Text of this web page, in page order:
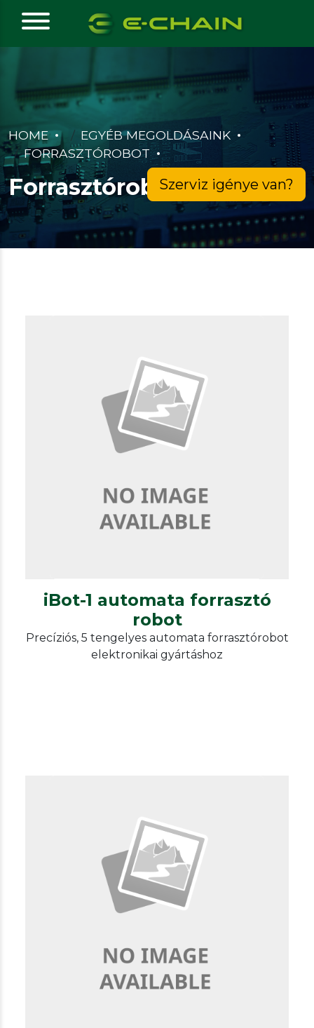
HOME
EGYÉB MEGOLDÁSAINK
FORRASZTÓROBOT
ForrasztórobotSzerviz igénye van?
Egyéb megoldásaink
iBot-1 automata forrasztó robot
iBot-1 automata forrasztó
robot
Precíziós, 5 tengelyes automata forrasztórobot
elektronikai gyártáshoz
Egyéb megoldásaink
iBot-2 automata forrasztó robot